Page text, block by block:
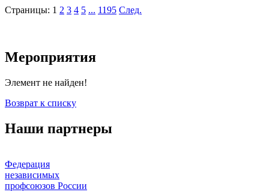
Страницы: 1 2 3 4 5 ... 1195 След.
Мероприятия
Элемент не найден!
Возврат к списку
Наши партнеры
Федерация
независимых
профсоюзов России